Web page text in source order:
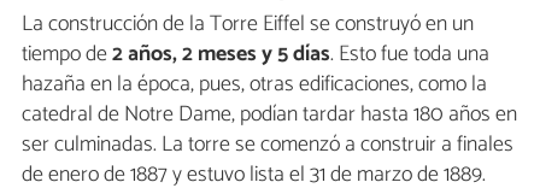
La construcción de la Torre Eiffel se construyó en un
tiempo de2 años, 2 meses y 5 días. Esto fue toda una
hazaña en la época, pues, otras edificaciones, como la
catedral de Notre Dame, podían tardar hasta 180 años en
ser culminadas. La torre se comenzó a construir a finales
de enero de 1887 y estuvo lista el 31 de marzo de 1889.